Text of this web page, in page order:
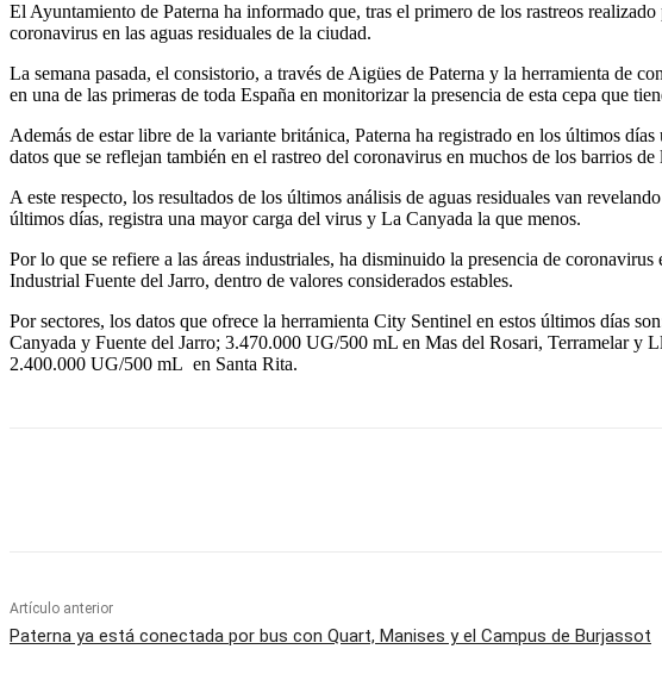
El Ayuntamiento de Paterna ha informado que, tras el primero de los rastreos realizado
coronavirus en las aguas residuales de la ciudad.
La semana pasada, el consistorio, a través de Aigües de Paterna y la herramienta de
en una de las primeras de toda España en monitorizar la presencia de esta cepa que
Además de estar libre de la variante británica, Paterna ha registrado en los últimos
datos que se reflejan también en el rastreo del coronavirus en muchos de los barrios de
A este respecto, los resultados de los últimos análisis de aguas residuales van
últimos días, registra una mayor carga del virus y La Canyada la que menos.
Por lo que se refiere a las áreas industriales, ha disminuido la presencia de
Industrial Fuente del Jarro, dentro de valores considerados estables.
Por sectores, los datos que ofrece la herramienta City Sentinel en estos últimos días
Canyada y Fuente del Jarro; 3.470.000 UG/500 mL en Mas del Rosari, Terramelar
2.400.000 UG/500 mL en Santa Rita.
Artículo anterior
Paterna ya está conectada por bus con Quart, Manises y el Campus de Burjassot